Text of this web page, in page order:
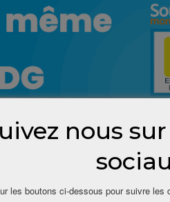
par le Conseil
de vifs débats. L’ancien
Thierno Diallo, leader du
révélant de profondes
nous
les boutons ci-dessous pour suivre les